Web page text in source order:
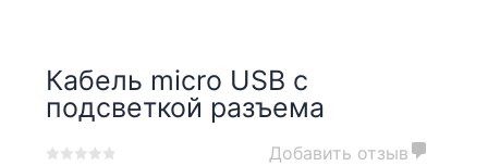
Кабель micro USB с
подсветкой разъема
Добавить отзыв